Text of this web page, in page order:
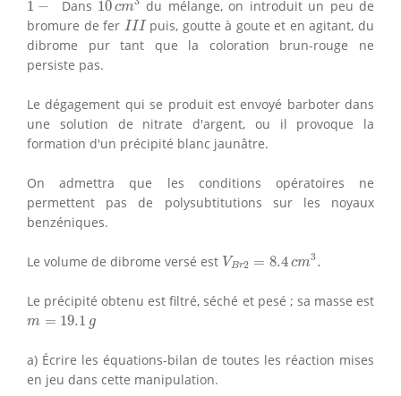
1 − Dans 10cm
du mélange, on introduit un peu de
bromure de fer III
III puis, goutte à goute et en agitant, du
dibrome pur tant que la coloration brun-rouge ne
persiste pas.
Le dégagement qui se produit est envoyé barboter dans
une solution de nitrate d'argent, ou il provoque la
formation d'un précipité blanc jaunâtre.
On admettra que les conditions opératoires ne
permettent pas de polysubtitutions sur les noyaux
benzéniques.
Le volume de dibrome versé est VBr2 = 8.4cm3.
VB 8.4 3
Le précipité obtenu est filtré, séché et pesé ; sa masse est
m = 19.1 g
m = 19.1g
a) Écrire les équations-bilan de toutes les réaction mises
en jeu dans cette manipulation.